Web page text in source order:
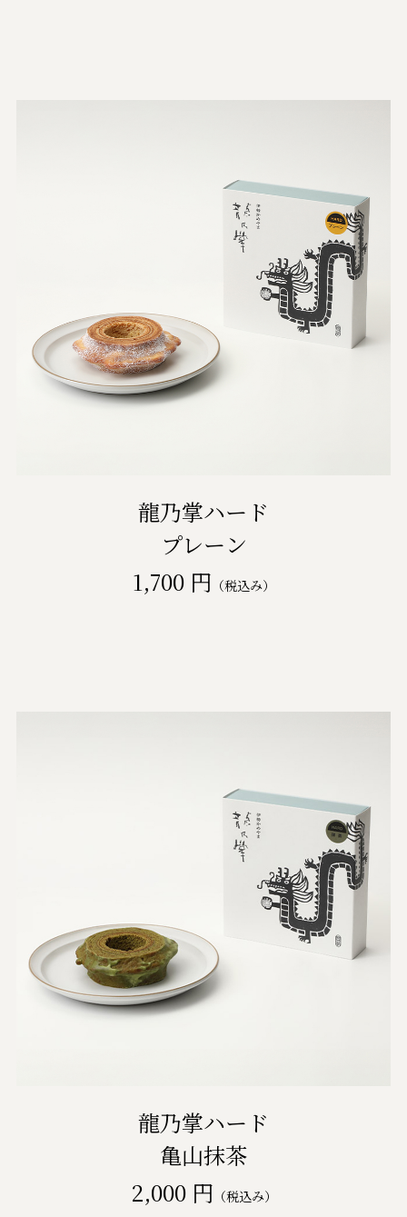
龍乃掌ハード
プレーン
1,700 円 （税込み）
龍乃掌ハード
亀山抹茶
2,000 円 （税込み）